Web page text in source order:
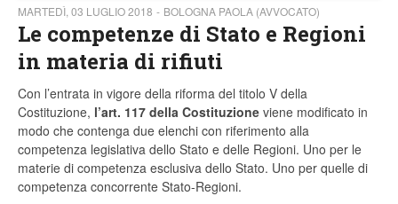
MARTEDÌ, 03 LUGLIO 2018 BOLOGNA PAOLA (AVVOCATO)
Le competenze di Stato e Regioni
in materia di rifiuti
Con l’entrata in vigore della riforma del titolo V della
Costituzione, l’art. 117 della Costituzione viene modificato in
modo che contenga due elenchi con riferimento alla
competenza legislativa dello Stato e delle Regioni. Uno per le
materie di competenza esclusiva dello Stato. Uno per quelle di
competenza concorrente Stato-Regioni.